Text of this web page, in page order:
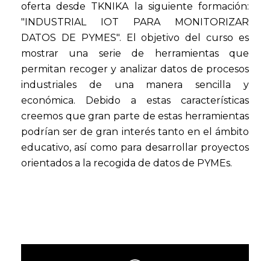
oferta desde TKNIKA la siguiente formación:
"INDUSTRIAL IOT PARA MONITORIZAR
DATOS DE PYMES". El objetivo del curso es
mostrar una serie de herramientas que
permitan recoger y analizar datos de procesos
industriales de una manera sencilla y
económica. Debido a estas características
creemos que gran parte de estas herramientas
podrían ser de gran interés tanto en el ámbito
educativo, así como para desarrollar proyectos
orientados a la recogida de datos de PYMEs.